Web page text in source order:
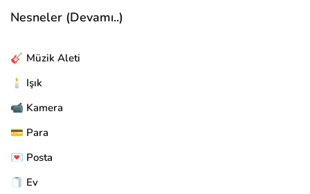
Nesneler (Devamı..)
🎸 Müzik Aleti
🕯️ Işık
📹 Kamera
💳 Para
💌 Posta
🧻 Ev